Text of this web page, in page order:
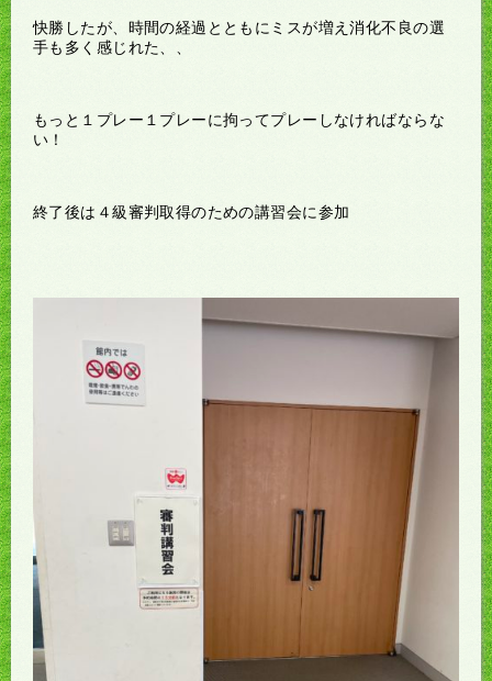
快勝したが、時間の経過とともにミスが増え消化不良の選
手も多く感じれた、、
もっと１プレー１プレーに拘ってプレーしなければならな
い！
終了後は４級審判取得のための講習会に参加